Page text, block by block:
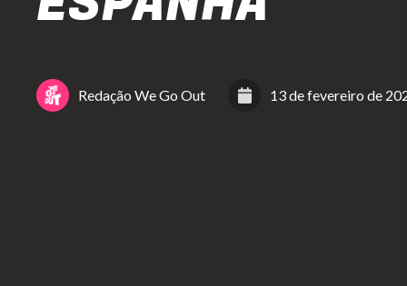
Redação We Go Out 13 de fevereiro de